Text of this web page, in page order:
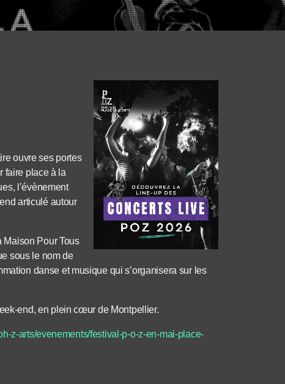
ouvre ses portes
faire place à la
l’évènement
articulé autour
Maison Pour Tous
sous le nom de
danse et musique qui s’organisera sur les
end, en plein cœur de Montpellier.
z-arts/evenements/festival-p-o-z-en-mai-place-